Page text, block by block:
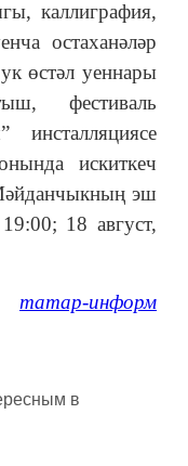
каллиграфия,
остаханәләр
өстәл уеннары
фестиваль
инсталляциясе
искиткеч
эш
18 август,
татар-информ
в